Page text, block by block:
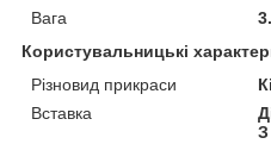
Вага
Користувальницькі
Різновид прикраси
Вставка